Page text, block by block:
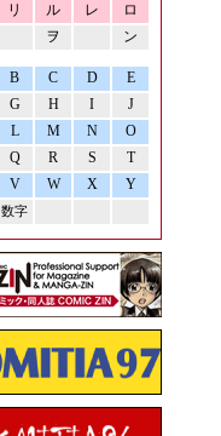
リ ル レ
ロ
ヲ ン
B C D
E
G H I
J
L M N
O
Q R S
T
V W X
Y
数字